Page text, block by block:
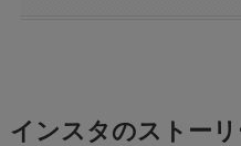
インスタのストーリ